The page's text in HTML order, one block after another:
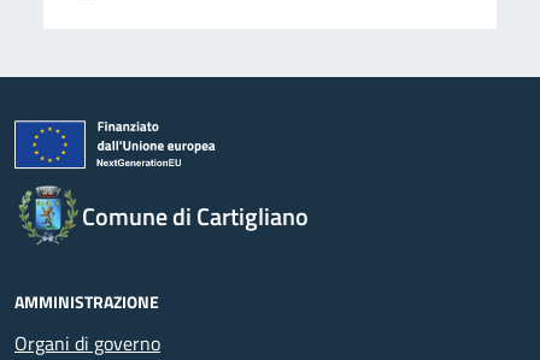
Comune di Cartigliano
AMMINISTRAZIONE
Organi di governo